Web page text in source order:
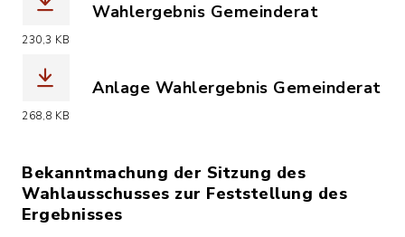
230,3 KB
Wahlergebnis Gemeinderat
268,8 KB
Anlage Wahlergebnis Gemeinderat
Bekanntmachung der Sitzung des
Wahlausschusses zur Feststellung des
Ergebnisses